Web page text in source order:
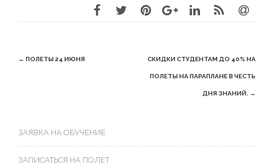
Post
← ПОЛЕТЫ 24 ИЮНЯ СКИДКИ СТУДЕНТАМ ДО 40% НА
ПОЛЕТЫ НА ПАРАПЛАНЕ В ЧЕСТЬ
ДНЯ ЗНАНИЙ. →
ЗАЯВКА НА ОБУЧЕНИЕ
ЗАПИСАТЬСЯ НА ПОЛЕТ